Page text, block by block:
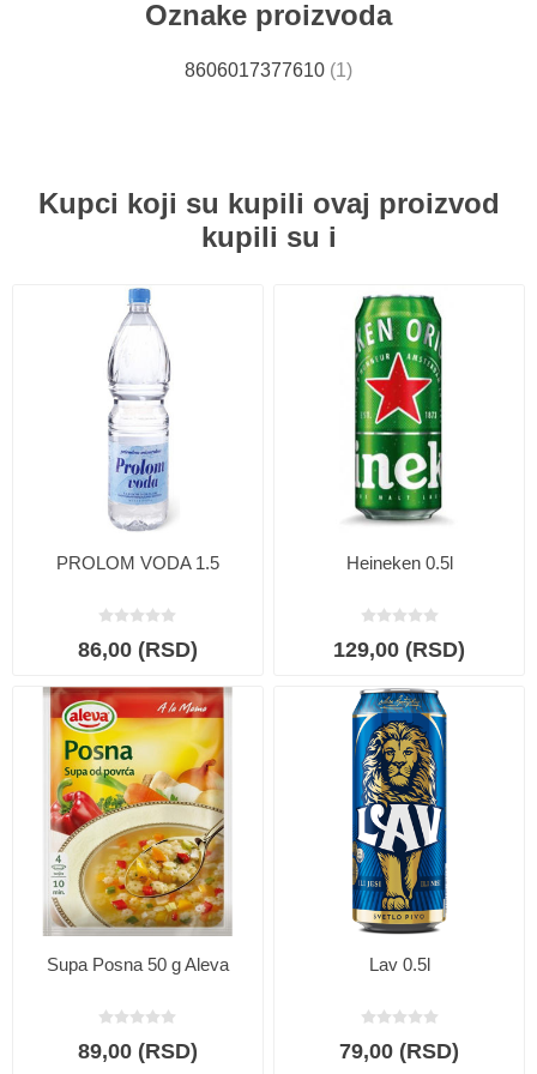
Oznake proizvoda
8606017377610 (1)
Kupci koji su kupili ovaj proizvod
kupili su i
PROLOM VODA 1.5
86,00 (RSD)
Heineken 0.5l
129,00 (RSD)
Supa Posna 50 g Aleva
89,00 (RSD)
Lav 0.5l
79,00 (RSD)